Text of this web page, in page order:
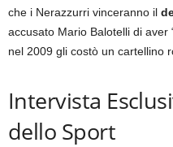
che i Nerazzurri vinceranno il
accusato Mario Balotelli di aver
nel 2009 gli costò un cartellino
Intervista
dello Sport